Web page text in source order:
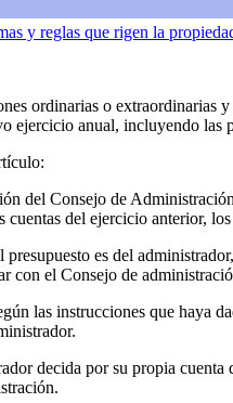
y reglas que rigen la
ordinarias o extraordinarias
ejercicio anual, incluyendo las
del Consejo de
cuentas del ejercicio anterior,
es del
con el Consejo de
las instrucciones que haya
decida por su propia